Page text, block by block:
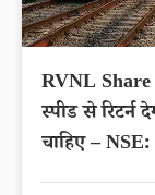
RVNL
स्पीड से
चाहिए –